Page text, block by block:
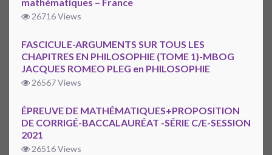
mathématiques – France
26716 Views
FASCICULE-ARGUMENTS SUR TOUS LES
CHAPITRES EN PHILOSOPHIE (TOME 1)-MBOG
JACQUES ROMEO PLEG en PHILOSOPHIE
26567 Views
ÉPREUVE DE MATHÉMATIQUES+PROPOSITION
DE CORRIGÉ-BACCALAURÉAT -SÉRIE C/E-SESSION
2021
26516 Views